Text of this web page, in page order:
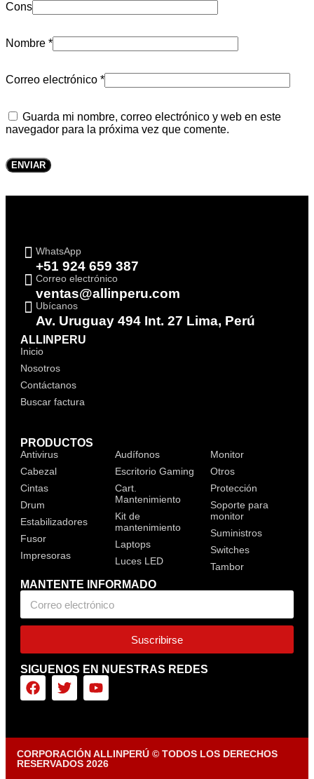
Cons
Nombre *
Correo electrónico *
Guarda mi nombre, correo electrónico y web en este
navegador para la próxima vez que comente.
WhatsApp
+51 924 659 387
Correo electrónico
ventas@allinperu.com
Ubícanos
Av. Uruguay 494 Int. 27 Lima, Perú
ALLINPERU
Inicio
Nosotros
Contáctanos
Buscar factura
PRODUCTOS
Antivirus
Cabezal
Cintas
Drum
Estabilizadores
Fusor
Impresoras
Audífonos
Escritorio Gaming
Cart.
Mantenimiento
Kit de
mantenimiento
Laptops
Luces LED
Monitor
Otros
Protección
Soporte para
monitor
Suministros
Switches
Tambor
MANTENTE INFORMADO
Suscribirse
SIGUENOS EN NUESTRAS REDES
CORPORACIÓN ALLINPERÚ © TODOS LOS DERECHOS
RESERVADOS 2026